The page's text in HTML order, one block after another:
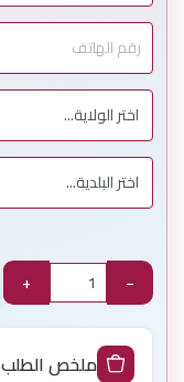
−
+
ملخص الطلب